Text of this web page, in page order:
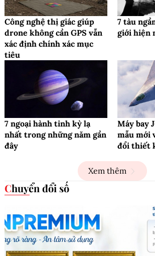
Công nghệ thị giác giúp
drone không cần GPS vẫn
xác định chính xác mục
tiêu
7 tàu
giới hiện
7 ngoại hành tinh kỳ lạ
nhất trong những năm gần
đây
Máy bay
mẫu mới
đổi thiết
Xem thêm
Chuyển đổi số